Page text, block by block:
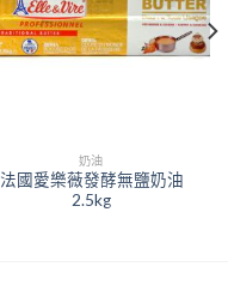
奶油
法國愛樂薇發酵無鹽奶油
2.5kg